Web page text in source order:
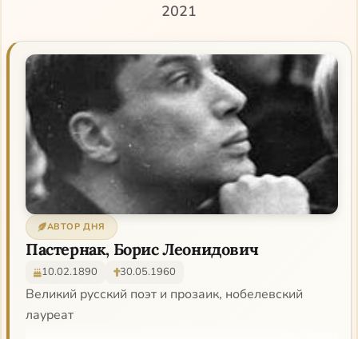
2021
АВТОР ДНЯ
Пастернак, Борис Леонидович
10.02.1890 30.05.1960
Великий русский поэт и прозаик, нобелевский
лауреат